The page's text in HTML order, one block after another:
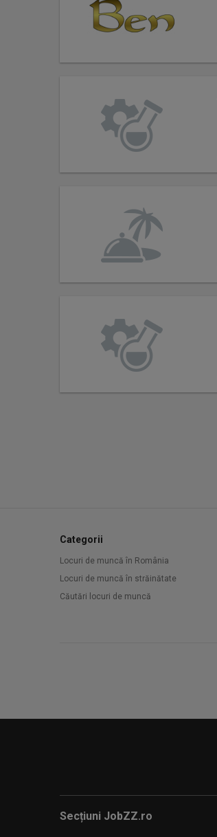
Categorii
Locuri de muncă în România
Locuri de muncă în străinătate
Căutări locuri de muncă
Secțiuni JobZZ.ro